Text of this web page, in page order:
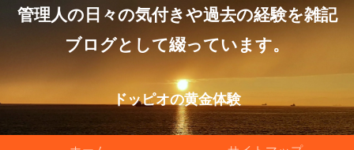
管理人の日々の気付きや過去の経験を雑記
ブログとして綴っています。
ドッピオの黄金体験